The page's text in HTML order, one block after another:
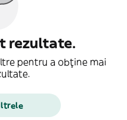
rezultate.
pentru a obține mai